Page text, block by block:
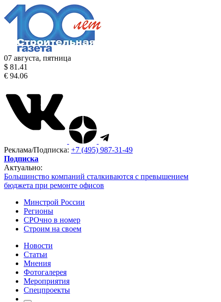
07 августа, пятница
$ 81.41
€ 94.06
Реклама/Подписка: +7 (495) 987-31-49
Подписка
Актуально:
Большинство компаний сталкиваются с превышением
бюджета при ремонте офисов
Минстрой России
Регионы
СРОчно в номер
Строим на своем
Новости
Статьи
Мнения
Фотогалерея
Мероприятия
Спецпроекты